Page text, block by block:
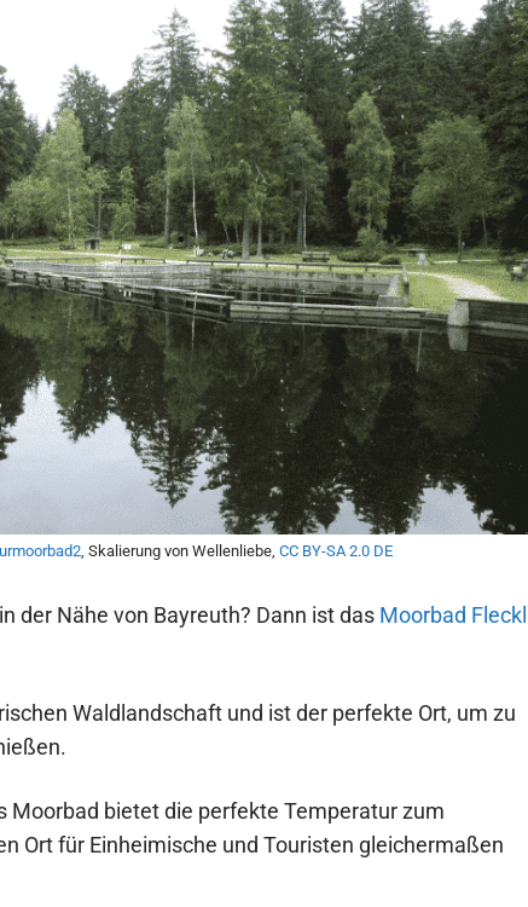
, Skalierung von Wellenliebe, CC BY-SA 2.0 DE
der Nähe von Bayreuth? Dann ist das Moorbad Fleckl
Waldlandschaft und ist der perfekte Ort, um zu
Moorbad bietet die perfekte Temperatur zum
Ort für Einheimische und Touristen gleichermaßen